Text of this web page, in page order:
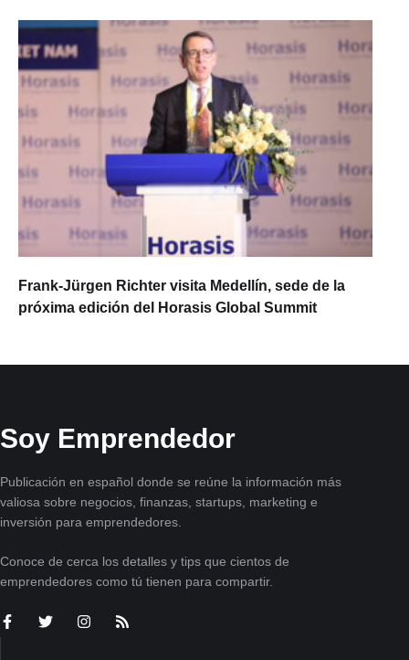
Frank-Jürgen Richter visita Medellín, sede de la
próxima edición del Horasis Global Summit
Soy Emprendedor
Publicación en español donde se reúne la información más
valiosa sobre negocios, finanzas, startups, marketing e
inversión para emprendedores.
Conoce de cerca los detalles y tips que cientos de
emprendedores como tú tienen para compartir.